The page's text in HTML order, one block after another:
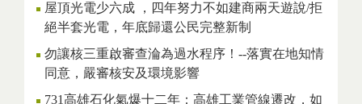
屋頂光電少六成 ，四年努力不如建商兩天遊說/拒
絕半套光電，年底歸還公民完整新制
勿讓核三重啟審查淪為過水程序！--落實在地知情
同意，嚴審核安及環境影響
731高雄石化氣爆十二年：高雄工業管線遷改，如